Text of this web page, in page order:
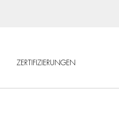
ZERTIFIZIERUNGEN